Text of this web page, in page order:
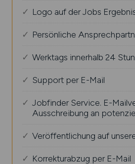
Logo auf der Jobs
Persönliche
Werktags innerhalb 24
Support per E-Mail
Jobfinder Service. E-
Ausschreibung an
Veröffentlichung auf
Korrekturabzug per E-Mail